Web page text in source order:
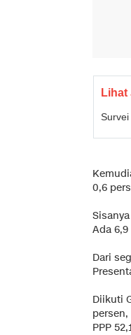
Lihat
0,6
Ada
Dari
Diikuti
persen,
PPP